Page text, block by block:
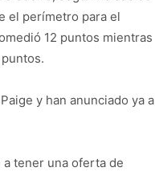
el perímetro para el
12 puntos mientras
y han anunciado ya a
tener una oferta de